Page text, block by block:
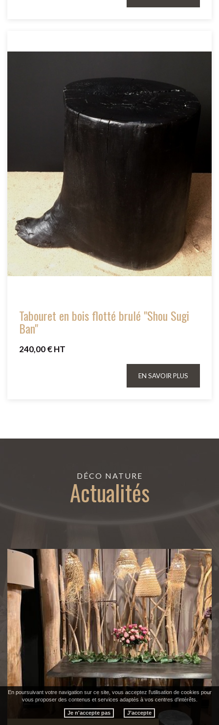
Tabouret en bois flotté brulé "Shou Sugi
Ban"
240,00 € HT
EN SAVOIR PLUS
DÉCO NATURE
Actualités
En poursuivant votre navigation sur ce site, vous acceptez l'utilisation de cookies pour
vous proposer des contenus et services adaptés à vos centres d'intérêts.
Je n'accepte pas